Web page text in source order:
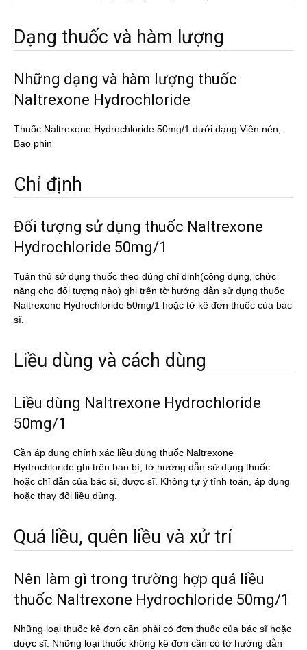
Dạng thuốc và hàm lượng
Những dạng và hàm lượng thuốc
Naltrexone Hydrochloride
Thuốc Naltrexone Hydrochloride 50mg/1 dưới dạng Viên nén,
Bao phin
Chỉ định
Đối tượng sử dụng thuốc Naltrexone
Hydrochloride 50mg/1
Tuân thủ sử dụng thuốc theo đúng chỉ định(công dụng, chức
năng cho đối tượng nào) ghi trên tờ hướng dẫn sử dụng thuốc
Naltrexone Hydrochloride 50mg/1 hoặc tờ kê đơn thuốc của bác
sĩ.
Liều dùng và cách dùng
Liều dùng Naltrexone Hydrochloride
50mg/1
Cần áp dụng chính xác liều dùng thuốc Naltrexone
Hydrochloride ghi trên bao bì, tờ hướng dẫn sử dụng thuốc
hoặc chỉ dẫn của bác sĩ, dược sĩ. Không tự ý tính toán, áp dụng
hoặc thay đổi liều dùng.
Quá liều, quên liều và xử trí
Nên làm gì trong trường hợp quá liều
thuốc Naltrexone Hydrochloride 50mg/1
Những loại thuốc kê đơn cần phải có đơn thuốc của bác sĩ hoặc
dược sĩ. Những loại thuốc không kê đơn cần có tờ hướng dẫn